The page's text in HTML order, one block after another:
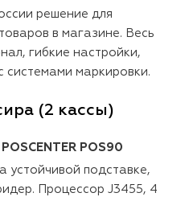
решение для
в магазине. Весь
гибкие настройки,
системами маркировки.
(2 кассы)
POS90
устойчивой подставке,
Процессор J3455, 4